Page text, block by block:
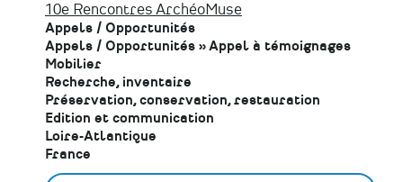
10e Rencontres ArchéoMuse
Appels / Opportunités
Appels / Opportunités »Appel à témoignages
Mobilier
Recherche, inventaire
Préservation, conservation, restauration
Edition et communication
Loire-Atlantique
France